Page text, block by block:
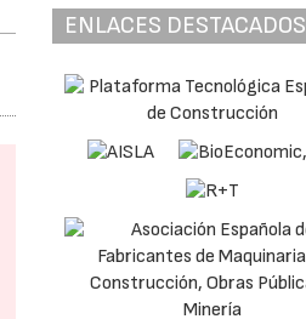
ENLACES DESTACADOS